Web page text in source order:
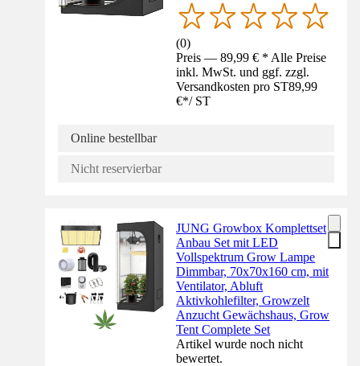
(0)
Preis — 89,99 € * Alle Preise
inkl. MwSt. und ggf. zzgl.
Versandkosten pro ST89,99
€*/ ST
Online bestellbar
Nicht reservierbar
JUNG Growbox Komplettset
Anbau Set mit LED
Vollspektrum Grow Lampe
Dimmbar, 70x70x160 cm, mit
Ventilator, Abluft
Aktivkohlefilter, Growzelt
Anzucht Gewächshaus, Grow
Tent Complete Set
Artikel wurde noch nicht
bewertet.